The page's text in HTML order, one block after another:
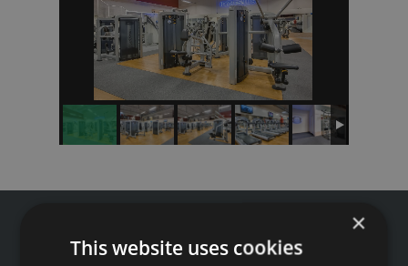
×
This website uses cookies